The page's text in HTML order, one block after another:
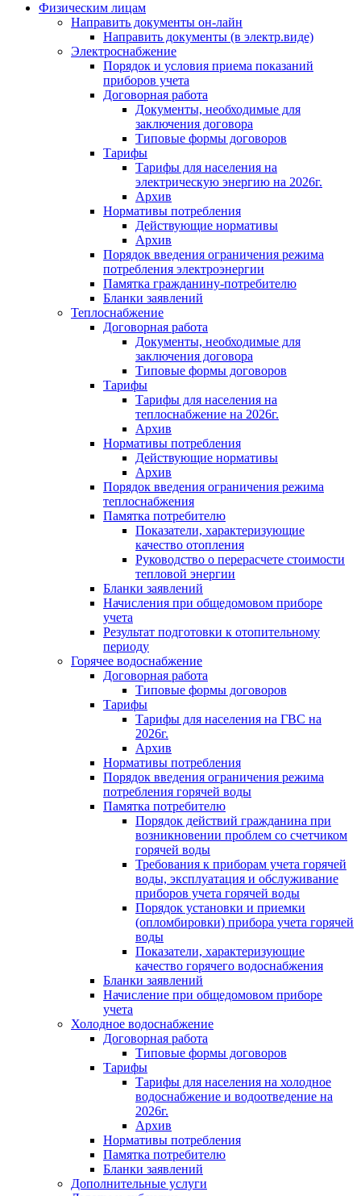
Физическим лицам
Направить документы он-лайн
Направить документы (в электр.виде)
Электроснабжение
Порядок и условия приема показаний
приборов учета
Договорная работа
Документы, необходимые для
заключения договора
Типовые формы договоров
Тарифы
Тарифы для населения на
электрическую энергию на 2026г.
Архив
Нормативы потребления
Действующие нормативы
Архив
Порядок введения ограничения режима
потребления электроэнергии
Памятка гражданину-потребителю
Бланки заявлений
Теплоснабжение
Договорная работа
Документы, необходимые для
заключения договора
Типовые формы договоров
Тарифы
Тарифы для населения на
теплоснабжение на 2026г.
Архив
Нормативы потребления
Действующие нормативы
Архив
Порядок введения ограничения режима
теплоснабжения
Памятка потребителю
Показатели, характеризующие
качество отопления
Руководство о перерасчете стоимости
тепловой энергии
Бланки заявлений
Начисления при общедомовом приборе
учета
Результат подготовки к отопительному
периоду
Горячее водоснабжение
Договорная работа
Типовые формы договоров
Тарифы
Тарифы для населения на ГВС на
2026г.
Архив
Нормативы потребления
Порядок введения ограничения режима
потребления горячей воды
Памятка потребителю
Порядок действий гражданина при
возникновении проблем со счетчиком
горячей воды
Требования к приборам учета горячей
воды, эксплуатация и обслуживание
приборов учета горячей воды
Порядок установки и приемки
(опломбировки) прибора учета горячей
воды
Показатели, характеризующие
качество горячего водоснабжения
Бланки заявлений
Начисление при общедомовом приборе
учета
Холодное водоснабжение
Договорная работа
Типовые формы договоров
Тарифы
Тарифы для населения на холодное
водоснабжение и водоотведение на
2026г.
Архив
Нормативы потребления
Памятка потребителю
Бланки заявлений
Дополнительные услуги